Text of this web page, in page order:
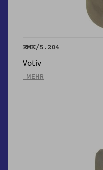
EMK/5.204
Votiv
_MEHR